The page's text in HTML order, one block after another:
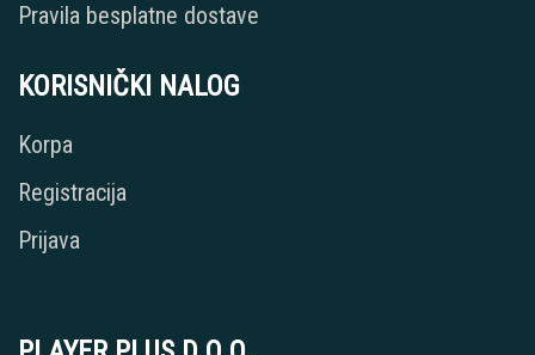
Pravila besplatne dostave
KORISNIČKI NALOG
Korpa
Registracija
Prijava